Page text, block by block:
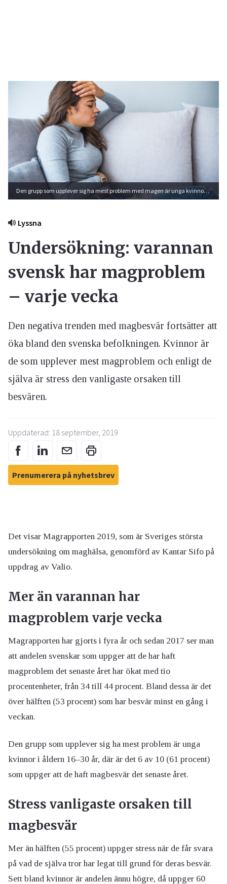
Den grupp som upplever sig ha mest problem med magen är unga kvinnor i åldern 16–30 år. Foto: Shutterstock
Lyssna
Undersökning: varannan
svensk har magproblem
– varje vecka
Den negativa trenden med magbesvär fortsätter att
öka bland den svenska befolkningen. Kvinnor är
de som upplever mest magproblem och enligt de
själva är stress den vanligaste orsaken till
besvären.
Uppdaterad: 18 september, 2019
Prenumerera på nyhetsbrev
Det visar Magrapporten 2019, som är Sveriges största
undersökning om maghälsa, genomförd av Kantar Sifo på
uppdrag av Valio.
Mer än varannan har
magproblem varje vecka
Magrapporten har gjorts i fyra år och sedan 2017 ser man
att andelen svenskar som uppger att de har haft
magproblem det senaste året har ökat med tio
procentenheter, från 34 till 44 procent. Bland dessa är det
över hälften (53 procent) som har besvär minst en gång i
veckan.
Den grupp som upplever sig ha mest problem är unga
kvinnor i åldern 16–30 år, där är det 6 av 10 (61 procent)
som uppger att de haft magbesvär det senaste året.
Stress vanligaste orsaken till
magbesvär
Mer än hälften (55 procent) uppger stress när de får svara
på vad de själva tror har legat till grund för deras besvär.
Sett bland kvinnor är andelen ännu högre, då uppger 60